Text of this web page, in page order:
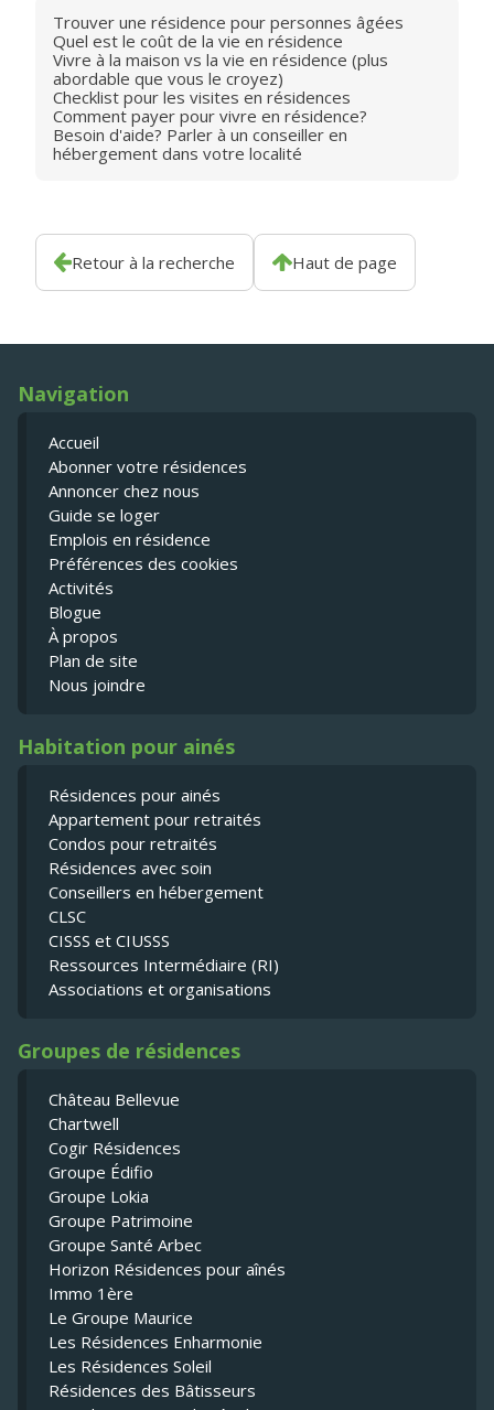
Trouver une résidence pour personnes âgées
Quel est le coût de la vie en résidence
Vivre à la maison vs la vie en résidence (plus
abordable que vous le croyez)
Checklist pour les visites en résidences
Comment payer pour vivre en résidence?
Besoin d'aide? Parler à un conseiller en
hébergement dans votre localité
Retour à la recherche Haut de page
Navigation
Accueil
Abonner votre résidences
Annoncer chez nous
Guide se loger
Emplois en résidence
Préférences des cookies
Activités
Blogue
À propos
Plan de site
Nous joindre
Habitation pour ainés
Résidences pour ainés
Appartement pour retraités
Condos pour retraités
Résidences avec soin
Conseillers en hébergement
CLSC
CISSS et CIUSSS
Ressources Intermédiaire (RI)
Associations et organisations
Groupes de résidences
Château Bellevue
Chartwell
Cogir Résidences
Groupe Édifio
Groupe Lokia
Groupe Patrimoine
Groupe Santé Arbec
Horizon Résidences pour aînés
Immo 1ère
Le Groupe Maurice
Les Résidences Enharmonie
Les Résidences Soleil
Résidences des Bâtisseurs